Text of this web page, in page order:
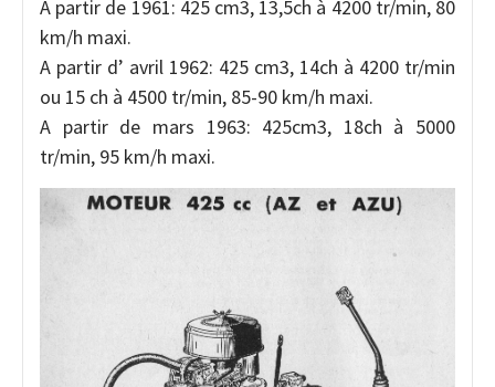
A partir de 1961: 425 cm3, 13,5ch à 4200 tr/min, 80
km/h maxi.
A partir d’ avril 1962: 425 cm3, 14ch à 4200 tr/min
ou 15 ch à 4500 tr/min, 85-90 km/h maxi.
A partir de mars 1963: 425cm3, 18ch à 5000
tr/min, 95 km/h maxi.